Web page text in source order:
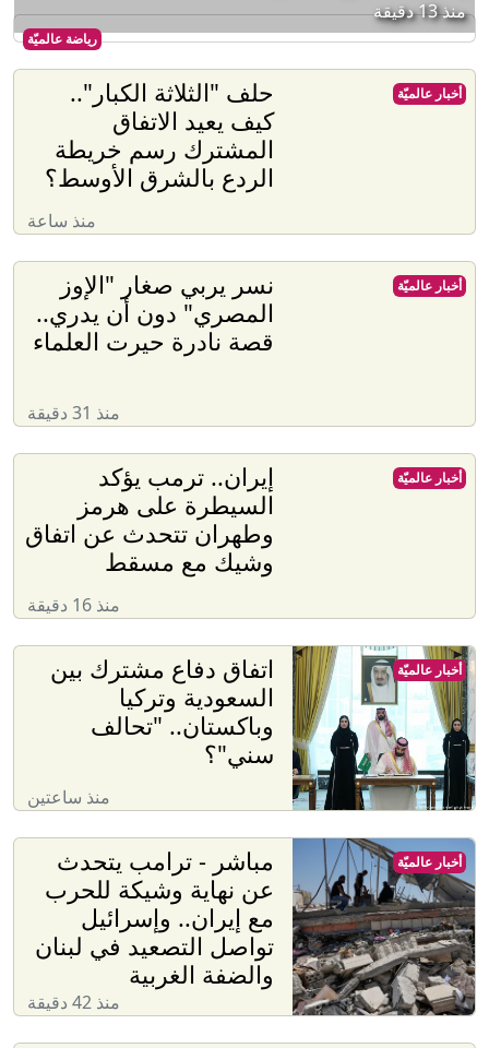
رياضة عالميّة
منذ 13 دقيقة
حلف "الثلاثة الكبار"..
كيف يعيد الاتفاق
المشترك رسم خريطة
الردع بالشرق الأوسط؟
منذ ساعة
أخبار عالميّة
نسر يربي صغار "الإوز
المصري" دون أن يدري..
قصة نادرة حيرت العلماء
منذ 31 دقيقة
أخبار عالميّة
إيران.. ترمب يؤكد
السيطرة على هرمز
وطهران تتحدث عن اتفاق
وشيك مع مسقط
منذ 16 دقيقة
أخبار عالميّة
اتفاق دفاع مشترك بين
السعودية وتركيا
وباكستان.. "تحالف
سني"؟
منذ ساعتين
أخبار عالميّة
مباشر - ترامب يتحدث
عن نهاية وشيكة للحرب
مع إيران.. وإسرائيل
تواصل التصعيد في لبنان
والضفة الغربية
منذ 42 دقيقة
أخبار عالميّة